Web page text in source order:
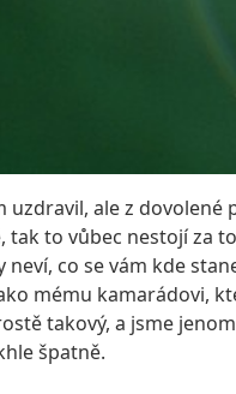
uzdravil, ale z
to vůbec nestojí za
co se vám kde
mému kamarádovi,
takový, a jsme
špatně.